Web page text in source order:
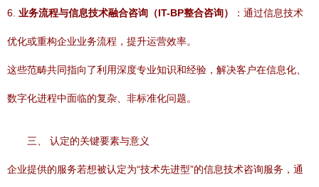
6. 业务流程与信息技术融合咨询（IT-BP整合咨询） ：通过信息技术
优化或重构企业业务流程，提升运营效率。
这些范畴共同指向了利用深度专业知识和经验，解决客户在信息化、
数字化进程中面临的复杂、非标准化问题。
三、 认定的关键要素与意义
企业提供的服务若想被认定为“技术先进型”的信息技术咨询服务，通